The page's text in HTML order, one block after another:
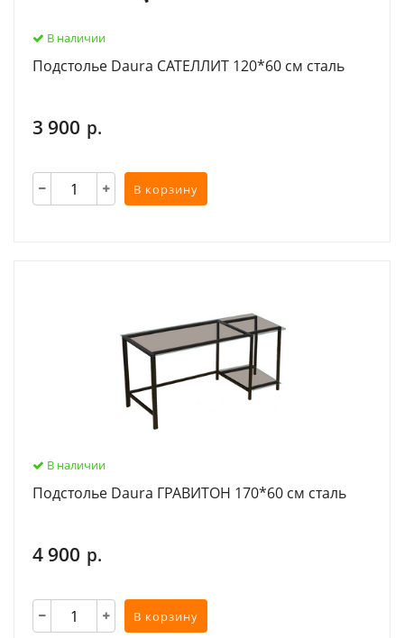
В наличии
Подстолье Daura САТЕЛЛИТ 120*60 см сталь
3 900 р.
В корзину
В наличии
Подстолье Daura ГРАВИТОН 170*60 см сталь
4 900 р.
В корзину